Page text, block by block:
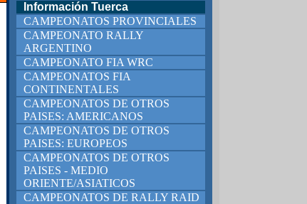
Información Tuerca
CAMPEONATOS PROVINCIALES
CAMPEONATO RALLY
ARGENTINO
CAMPEONATO FIA WRC
CAMPEONATOS FIA
CONTINENTALES
CAMPEONATOS DE OTROS
PAISES: AMERICANOS
CAMPEONATOS DE OTROS
PAISES: EUROPEOS
CAMPEONATOS DE OTROS
PAISES - MEDIO
ORIENTE/ASIATICOS
CAMPEONATOS DE RALLY RAID